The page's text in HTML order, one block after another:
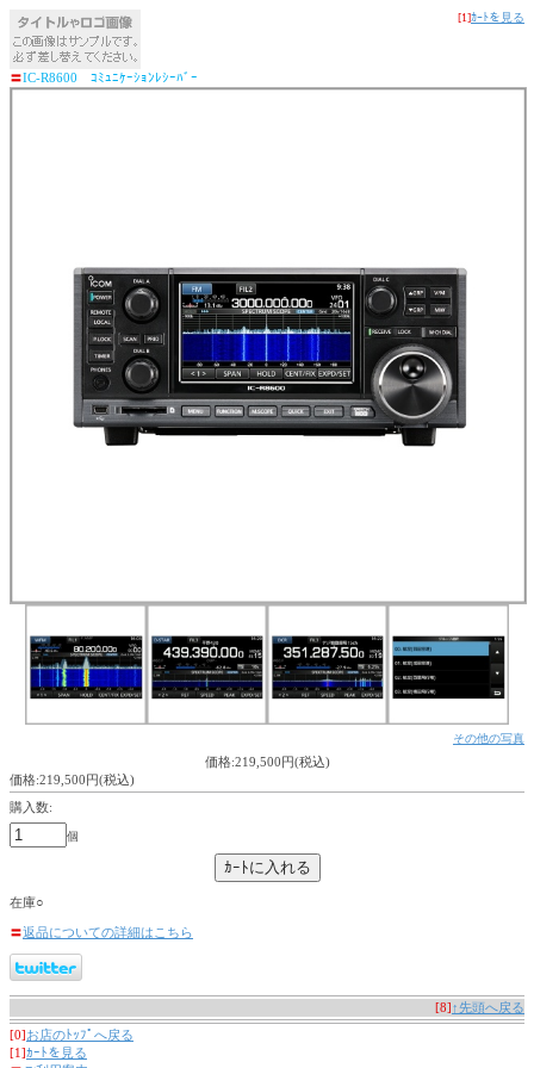
[1]ｶｰﾄを見る
〓IC-R8600 ｺﾐｭﾆｹｰｼｮﾝﾚｼｰﾊﾞｰ
その他の写真
価格:219,500円(税込)
価格:219,500円(税込)
購入数:
個
在庫○
〓返品についての詳細はこちら
[8] ↑先頭へ戻る
[0] お店のﾄｯﾌﾟへ戻る
[1]ｶｰﾄを見る